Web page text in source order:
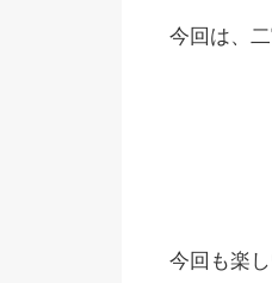
今回は、
今回も楽